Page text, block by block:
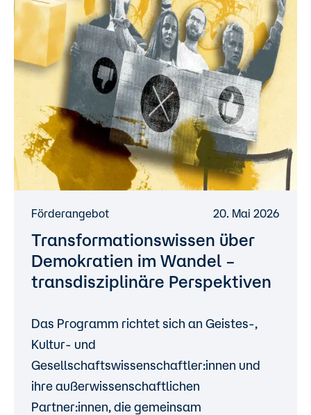
Förderangebot 20. Mai 2026
Transformationswissen über
Demokratien im Wandel –
transdisziplinäre Perspektiven
Das Programm richtet sich an Geistes-,
Kultur- und
Gesellschaftswissenschaftler:innen und
ihre außerwissenschaftlichen
Partner:innen, die gemeinsam